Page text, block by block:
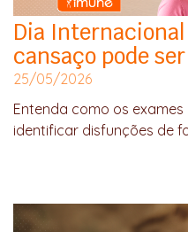
Dia Internacional
cansaço pode
25/05/2026
Entenda como os exames
identificar disfunções de